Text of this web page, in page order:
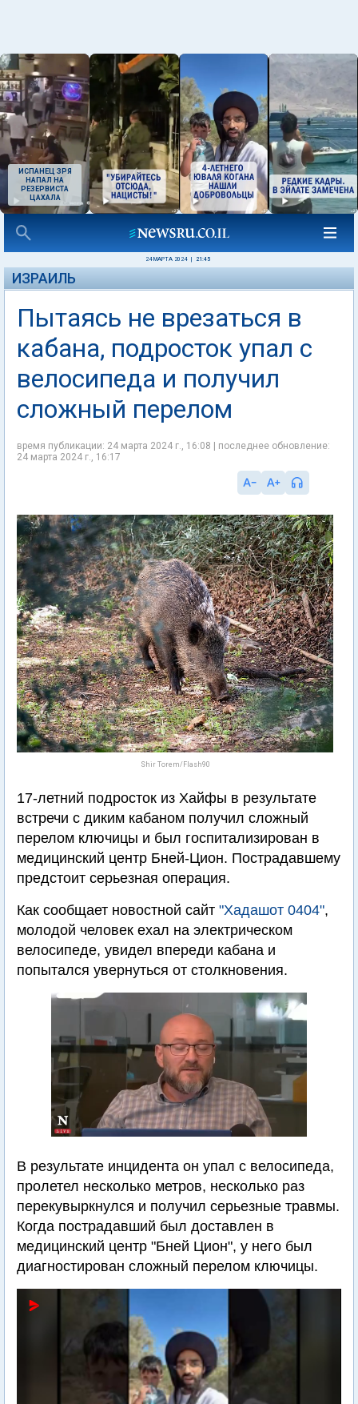
ИСПАНЕЦ ЗРЯ
НАПАЛ НА
РЕЗЕРВИСТА
ЦАХАЛА
24 МАРТА 2024 21:45
ИЗРАИЛЬ
Пытаясь не врезаться в
кабана, подросток упал с
велосипеда и получил
сложный перелом
время публикации: 24 марта 2024 г., 16:08 | последнее обновление:
24 марта 2024 г., 16:17
Shir Torem/Flash90
17-летний подросток из Хайфы в результате
встречи с диким кабаном получил сложный
перелом ключицы и был госпитализирован в
медицинский центр Бней-Цион. Пострадавшему
предстоит серьезная операция.
Как сообщает новостной сайт "Хадашот 0404",
молодой человек ехал на электрическом
велосипеде, увидел впереди кабана и
попытался увернуться от столкновения.
В результате инцидента он упал с велосипеда,
пролетел несколько метров, несколько раз
перекувыркнулся и получил серьезные травмы.
Когда пострадавший был доставлен в
медицинский центр "Бней Цион", у него был
диагностирован сложный перелом ключицы.